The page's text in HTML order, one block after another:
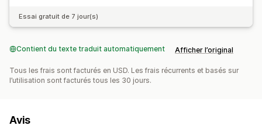
Essai gratuit de 7 jour(s)
Contient du texte traduit automatiquement Afficher l’original
Tous les frais sont facturés en USD. Les frais récurrents et basés sur
l’utilisation sont facturés tous les 30 jours.
Avis